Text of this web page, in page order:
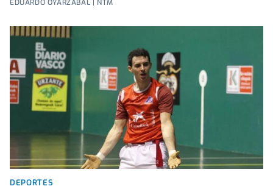
EDUARDO OYARZABAL | NTM
DEPORTES